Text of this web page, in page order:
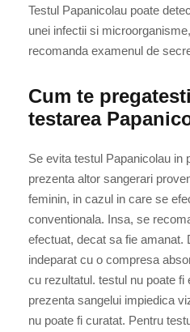
Testul Papanicolau poate
unei infectii si
recomanda examenul de
Cum te
testarea
Se evita testul Papanicolau in
prezenta altor sangerari
feminin, in cazul in care se
conventionala. Insa, se
efectuat, decat sa fie amanat.
indeparat cu o compresa
cu rezultatul. testul nu poate fi
prezenta sangelui impiedica
nu poate fi curatat. Pentru